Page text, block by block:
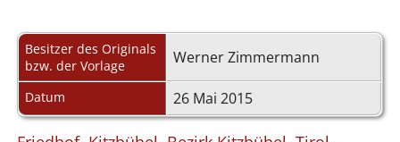
Besitzer des Originals
bzw. der Vorlage
Werner Zimmermann
Datum 26 Mai 2015